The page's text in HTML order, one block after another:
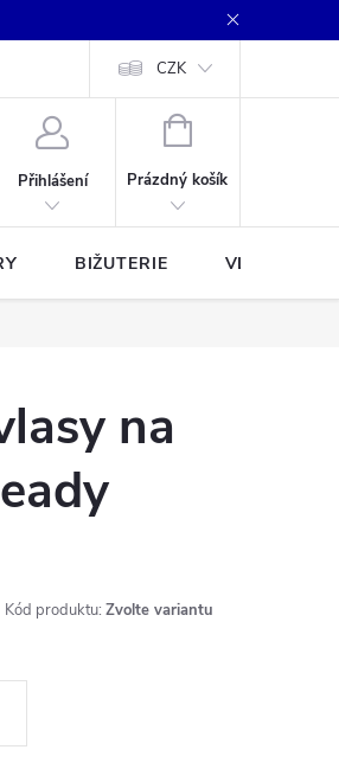
CZK
Přihlášení
NÁKUPNÍ
Prázdný košík
BIŽUTERIE VLASCE A
na
Kód produktu: Zvolte variantu